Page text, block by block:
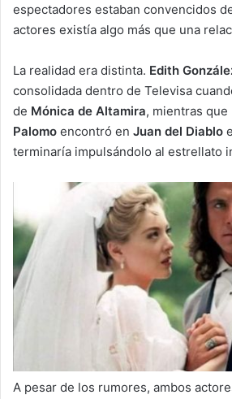
espectadores estaban convencidos
actores existía algo más que una
La realidad era distinta. Edith
consolidada dentro de Televisa
de Mónica de Altamira, mientras que
Palomo encontró en Juan del Diablo
terminaría impulsándolo al estrellato
A pesar de los rumores, ambos